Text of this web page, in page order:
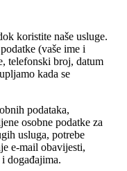
koristite naše usluge.
(vaše ime i
telefonski broj, datum
kada se
podataka,
osobne podatke za
usluga, potrebe
e-mail obavijesti,
događajima.